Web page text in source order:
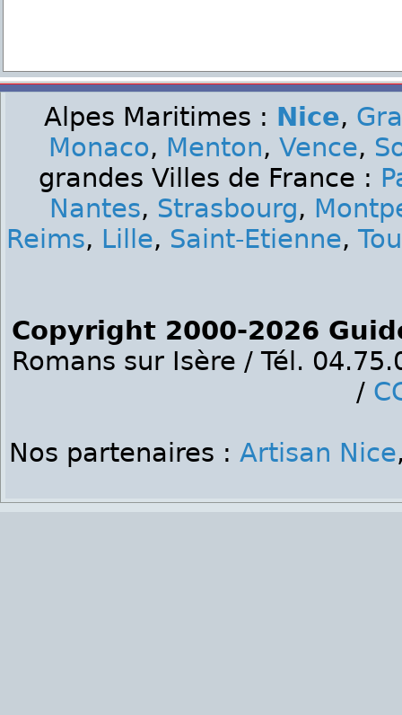
Alpes Maritimes : Nice,
Monaco, Menton, Vence,
grandes Villes de France :
Nantes, Strasbourg,
Reims, Lille, Saint-Etienne,
Copyright 2000-2026
Romans sur Isère / Tél.
/
Nos partenaires : Artisan Nice